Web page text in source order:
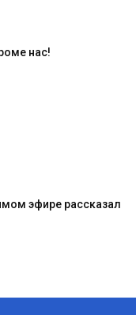
нас!
эфире рассказал